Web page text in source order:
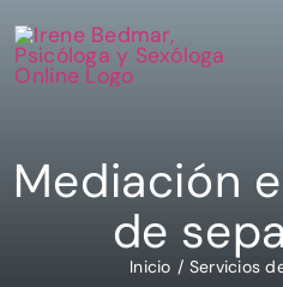
al
contenido
Mediación
de
Inicio Servicios